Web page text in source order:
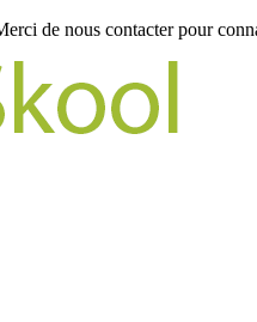
de nous contacter pour